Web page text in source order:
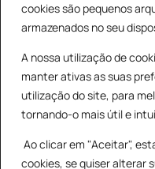
cookies são pequenos
armazenados no seu
A nossa utilização de
manter ativas as suas
utilização do site, para
tornando-o mais útil e
Ao clicar em "Aceitar",
cookies, se quiser alterar
Products
search